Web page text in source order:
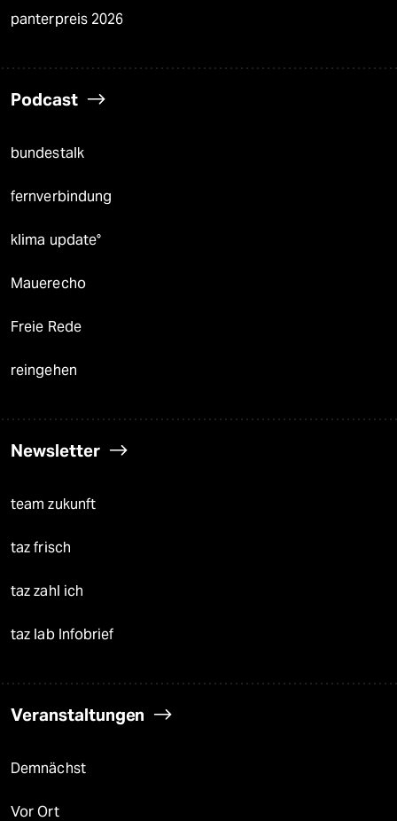
panterpreis 2026
Podcast
bundestalk
fernverbindung
klima update°
Mauerecho
Freie Rede
reingehen
Newsletter
team zukunft
taz frisch
taz zahl ich
taz lab Infobrief
Veranstaltungen
Demnächst
Vor Ort